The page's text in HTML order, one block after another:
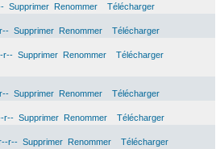
Supprimer Renommer
Télécharger
Supprimer Renommer
Télécharger
r-- Supprimer Renommer
Télécharger
Supprimer Renommer
Télécharger
r-- Supprimer Renommer
Télécharger
r-- Supprimer Renommer
Télécharger